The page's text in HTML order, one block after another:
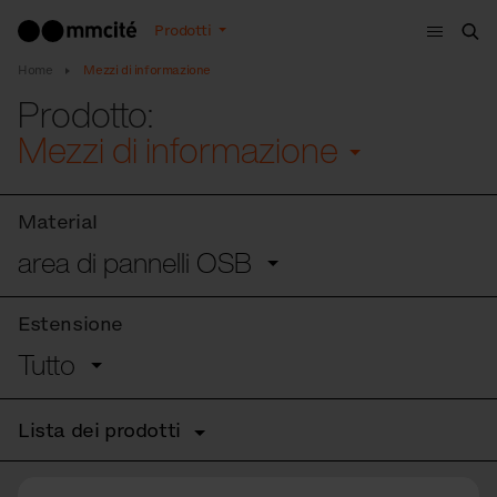
Prodotti
Menù
Home Mezzi di informazione
Prodotto:
Mezzi di informazione
Material
area di pannelli OSB
Estensione
Tutto
Lista dei prodotti